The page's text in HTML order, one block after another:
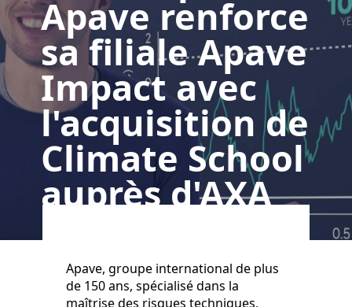
Apave renforce
sa filiale Apave
Impact avec
l'acquisition de
Climate School
auprès d'AXA
Climate
Apave, groupe international de plus
de 150 ans, spécialisé dans la
maîtrise des risques techniques,